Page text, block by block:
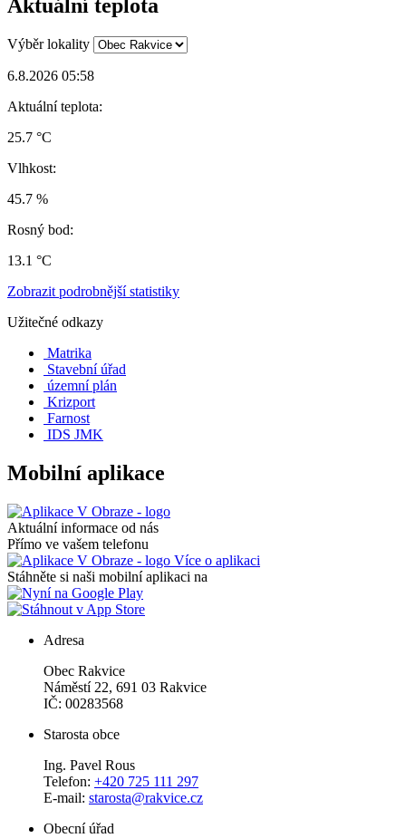
Aktuální teplota
Výběr lokality
6.8.2026 05:58
Aktuální teplota:
25.7 °C
Vlhkost:
45.7 %
Rosný bod:
13.1 °C
Zobrazit podrobnější statistiky
Užitečné odkazy
Matrika
Stavební úřad
územní plán
Krizport
Farnost
IDS JMK
Mobilní aplikace
Aktuální informace od nás
Přímo ve vašem telefonu
Více o aplikaci
Stáhněte si naši mobilní aplikaci na
Adresa
Obec Rakvice
Náměstí 22, 691 03 Rakvice
IČ: 00283568
Starosta obce
Ing. Pavel Rous
Telefon: +420 725 111 297
E-mail: starosta@rakvice.cz
Obecní úřad